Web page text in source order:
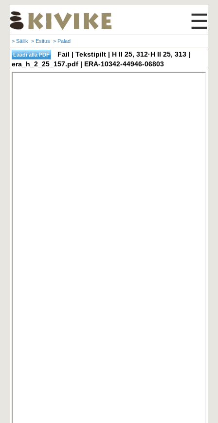
☰
> Säilik > Esitus > Palad
Fail | Tekstipilt | H II 25, 312·H II 25, 313 |
era_h_2_25_157.pdf | ERA-10342-44946-06803